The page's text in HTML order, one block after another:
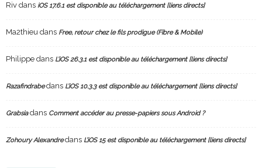
Riv dans iOS 17.6.1 est disponible au téléchargement [liens directs]
Ma2thieu dans Free, retour chez le fils prodigue (Fibre & Mobile)
Philippe dans L’iOS 26.3.1 est disponible au téléchargement [liens directs]
Razafindrabedans L’iOS 10.3.3 est disponible au téléchargement [liens directs]
Grabsiadans Comment accéder au presse-papiers sous Android ?
Zohoury Alexandredans L’iOS 15 est disponible au téléchargement [liens directs]